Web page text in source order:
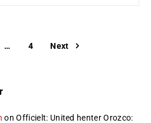
… 4 Next
onOfficielt: United henter Orozco: